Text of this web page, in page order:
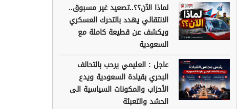
لماذا الآن؟؟..تصعيد غير مسبوق..
الانتقالي يهدد بالتحرك العسكري
ويكشف عن قطيعة كاملة مع
السعودية
عاجل : العليمي يرحب بالتحالف
البحري بقيادة السعودية ويدع
الأحزاب والمكونات السياسية الى
الحشد والتعبئة